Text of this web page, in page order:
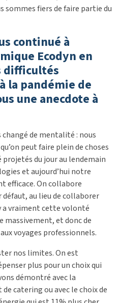
sommes fiers de faire partie du
continué à
Ecodyn en
difficultés
la pandémie de
une anecdote à
changé de mentalité : nous
peut faire plein de choses
du jour au lendemain
et aujourd’hui notre
efficace. On collabore
au lieu de collaborer
a vraiment cette volonté
massivement, et donc de
voyages professionnels.
nos limites. On est
plus pour un choix qui
démontré avec la
catering ou avec le choix de